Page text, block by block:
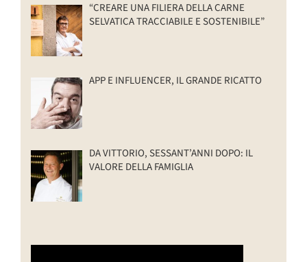
“CREARE UNA FILIERA DELLA CARNE
SELVATICA TRACCIABILE E SOSTENIBILE”
APP E INFLUENCER, IL GRANDE RICATTO
DA VITTORIO, SESSANT’ANNI DOPO: IL
VALORE DELLA FAMIGLIA